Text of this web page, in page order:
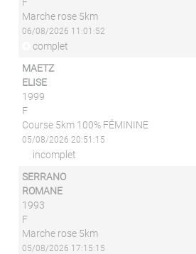
Marche rose 5km
06/08/2026 11:01:52
complet
MAETZ
ELISE
1999
F
Course 5km 100% FÉMININE
05/08/2026 20:51:15
incomplet
SERRANO
ROMANE
1993
F
Marche rose 5km
05/08/2026 17:15:15